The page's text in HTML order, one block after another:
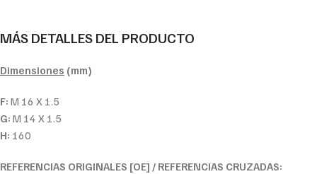
MÁS DETALLES DEL PRODUCTO
Dimensiones (mm)
F: M 16 X 1.5
G: M 14 X 1.5
H: 160
REFERENCIAS ORIGINALES [OE] / REFERENCIAS CRUZADAS: